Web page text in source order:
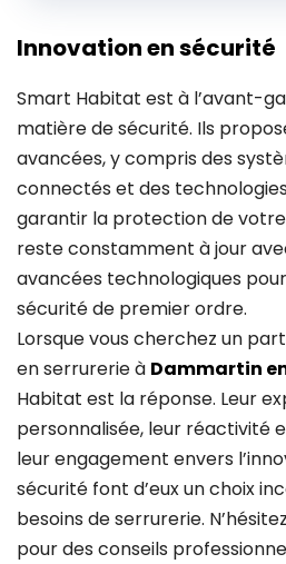
Innovation en sécurité
Smart Habitat est à l’avant-
matière de sécurité. Ils
avancées, y compris des
connectés et des
garantir la protection de votre
reste constamment à jour
avancées technologiques
sécurité de premier ordre.
Lorsque vous cherchez un
en serrurerie à Dammartin
Habitat est la réponse. Leur
personnalisée, leur réactivité
leur engagement envers
sécurité font d’eux un choix
besoins de serrurerie.
pour des conseils